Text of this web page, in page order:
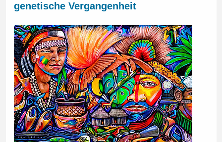
genetische Vergangenheit